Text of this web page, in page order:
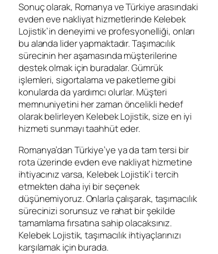
Sonuç olarak, Romanya ve Türkiye arasındaki
evden eve nakliyat hizmetlerinde Kelebek
Lojistik’in deneyimi ve profesyonelliği, onları
bu alanda lider yapmaktadır. Taşımacılık
sürecinin her aşamasında müşterilerine
destek olmak için buradalar. Gümrük
işlemleri, sigortalama ve paketleme gibi
konularda da yardımcı olurlar. Müşteri
memnuniyetini her zaman öncelikli hedef
olarak belirleyen Kelebek Lojistik, size en iyi
hizmeti sunmayı taahhüt eder.
Romanya’dan Türkiye’ye ya da tam tersi bir
rota üzerinde evden eve nakliyat hizmetine
ihtiyacınız varsa, Kelebek Lojistik’i tercih
etmekten daha iyi bir seçenek
düşünemiyoruz. Onlarla çalışarak, taşımacılık
sürecinizi sorunsuz ve rahat bir şekilde
tamamlama fırsatına sahip olacaksınız.
Kelebek Lojistik, taşımacılık ihtiyaçlarınızı
karşılamak için burada.